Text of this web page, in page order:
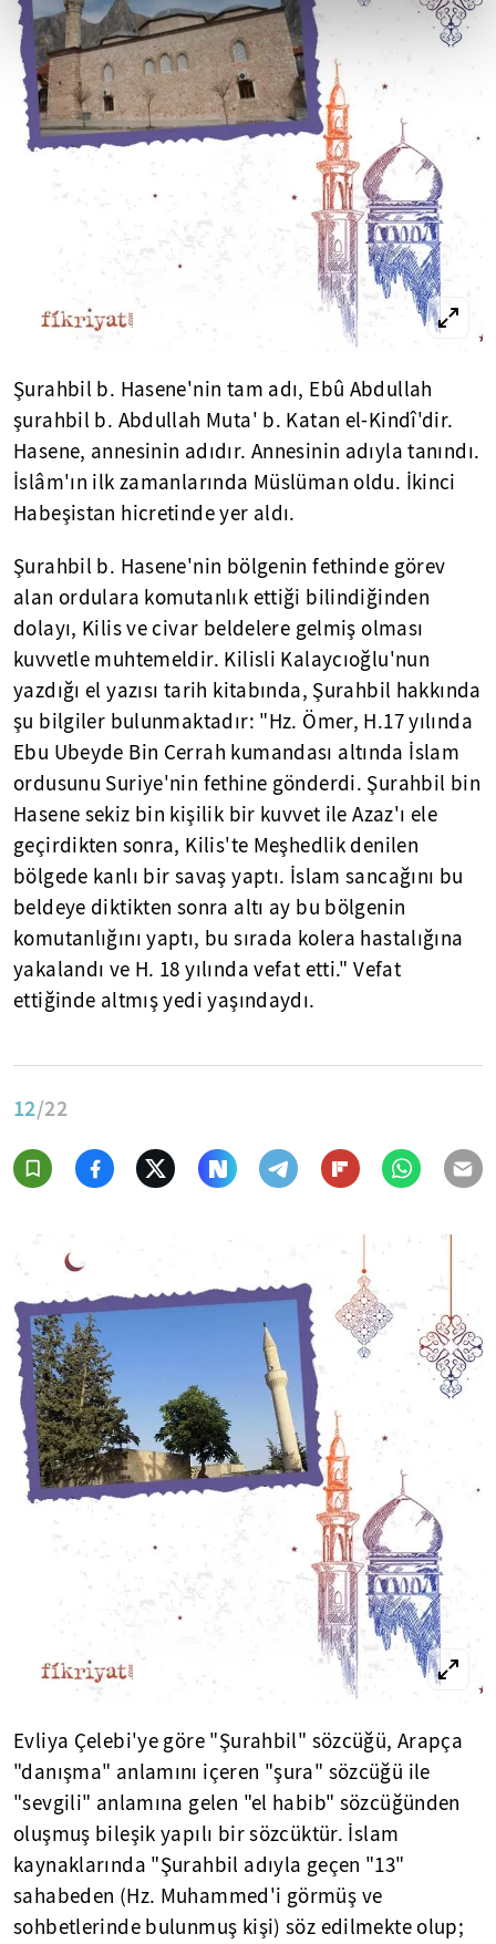
Şurahbil b. Hasene'nin tam adı, Ebû Abdullah
şurahbil b. Abdullah Muta' b. Katan el-Kindî'dir.
Hasene, annesinin adıdır. Annesinin adıyla tanındı.
İslâm'ın ilk zamanlarında Müslüman oldu. İkinci
Habeşistan hicretinde yer aldı.
Şurahbil b. Hasene'nin bölgenin fethinde görev
alan ordulara komutanlık ettiği bilindiğinden
dolayı, Kilis ve civar beldelere gelmiş olması
kuvvetle muhtemeldir. Kilisli Kalaycıoğlu'nun
yazdığı el yazısı tarih kitabında, Şurahbil hakkında
şu bilgiler bulunmaktadır: "Hz. Ömer, H.17 yılında
Ebu Ubeyde Bin Cerrah kumandası altında İslam
ordusunu Suriye'nin fethine gönderdi. Şurahbil bin
Hasene sekiz bin kişilik bir kuvvet ile Azaz'ı ele
geçirdikten sonra, Kilis'te Meşhedlik denilen
bölgede kanlı bir savaş yaptı. İslam sancağını bu
beldeye diktikten sonra altı ay bu bölgenin
komutanlığını yaptı, bu sırada kolera hastalığına
yakalandı ve H. 18 yılında vefat etti." Vefat
ettiğinde altmış yedi yaşındaydı.
12/22
Evliya Çelebi'ye göre "Şurahbil" sözcüğü, Arapça
"danışma" anlamını içeren "şura" sözcüğü ile
"sevgili" anlamına gelen "el habib" sözcüğünden
oluşmuş bileşik yapılı bir sözcüktür. İslam
kaynaklarında "Şurahbil adıyla geçen "13"
sahabeden (Hz. Muhammed'i görmüş ve
sohbetlerinde bulunmuş kişi) söz edilmekte olup;